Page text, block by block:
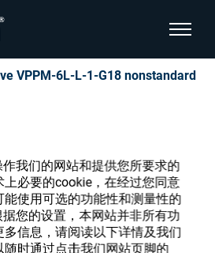
我们的网站和提供您所要求的
上必要的cookie，在经过您同意
能使用可选的功能性和测量性的
您的设置，本网站并非所有功
信息，请阅读以下详情及我们
随时通过点击我们网站页脚的
显示页
VPPM-6L-L-1-G18 nonstandard
材商店
的帐户，并了解我们的各